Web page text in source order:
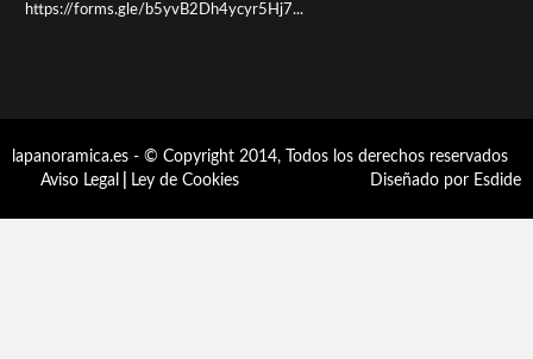
https://forms.gle/b5yvB2Dh4ycyr5Hj7...
lapanoramica.es - © Copyright 2014, Todos los derechos reservados
Aviso Legal
Ley de Cookies Diseñado por Esdide